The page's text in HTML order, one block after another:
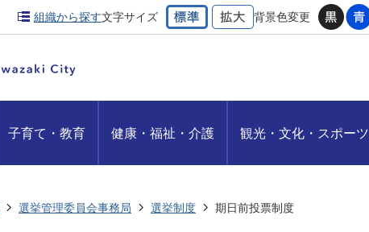
組織から探す文字サイズ 背景色変更
子育て・教育 健康・福祉・介護 観光・文化・スポーツ
選挙管理委員会事務局 選挙制度 期日前投票制度